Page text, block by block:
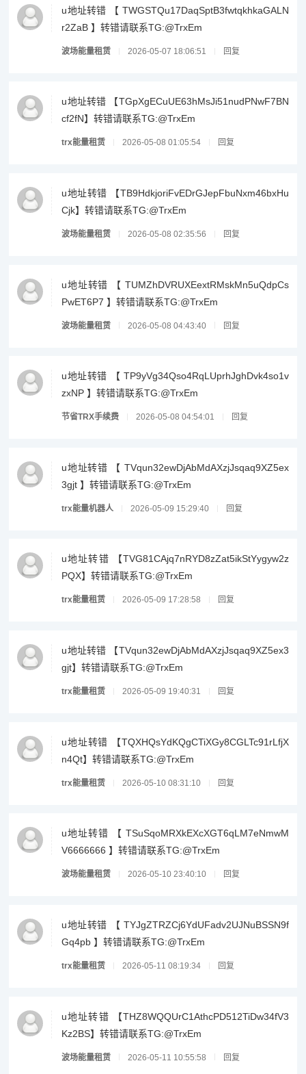
u地址转错 【 TWGSTQu17DaqSptB3fwtqkhkaGALN
r2ZaB 】转错请联系TG:@TrxEm
波场能量租赁 2026-05-07 18:06:51 回复
u地址转错 【TGpXgECuUE63hMsJi51nudPNwF7BN
cf2fN】转错请联系TG:@TrxEm
trx能量租赁 2026-05-08 01:05:54 回复
u地址转错 【TB9HdkjoriFvEDrGJepFbuNxm46bxHu
Cjk】转错请联系TG:@TrxEm
波场能量租赁 2026-05-08 02:35:56 回复
u地址转错 【 TUMZhDVRUXEextRMskMn5uQdpCs
PwET6P7 】转错请联系TG:@TrxEm
波场能量租赁 2026-05-08 04:43:40 回复
u地址转错 【 TP9yVg34Qso4RqLUprhJghDvk4so1v
zxNP 】转错请联系TG:@TrxEm
节省TRX手续费 2026-05-08 04:54:01 回复
u地址转错 【 TVqun32ewDjAbMdAXzjJsqaq9XZ5ex
3gjt 】转错请联系TG:@TrxEm
trx能量机器人 2026-05-09 15:29:40 回复
u地址转错 【TVG81CAjq7nRYD8zZat5ikStYygyw2z
PQX】转错请联系TG:@TrxEm
trx能量租赁 2026-05-09 17:28:58 回复
u地址转错 【TVqun32ewDjAbMdAXzjJsqaq9XZ5ex3
gjt】转错请联系TG:@TrxEm
trx能量租赁 2026-05-09 19:40:31 回复
u地址转错 【TQXHQsYdKQgCTiXGy8CGLTc91rLfjX
n4Qt】转错请联系TG:@TrxEm
trx能量租赁 2026-05-10 08:31:10 回复
u地址转错 【 TSuSqoMRXkEXcXGT6qLM7eNmwM
V6666666 】转错请联系TG:@TrxEm
波场能量租赁 2026-05-10 23:40:10 回复
u地址转错 【 TYJgZTRZCj6YdUFadv2UJNuBSSN9f
Gq4pb 】转错请联系TG:@TrxEm
trx能量租赁 2026-05-11 08:19:34 回复
u地址转错 【THZ8WQQUrC1AthcPD512TiDw34fV3
Kz2BS】转错请联系TG:@TrxEm
波场能量租赁 2026-05-11 10:55:58 回复